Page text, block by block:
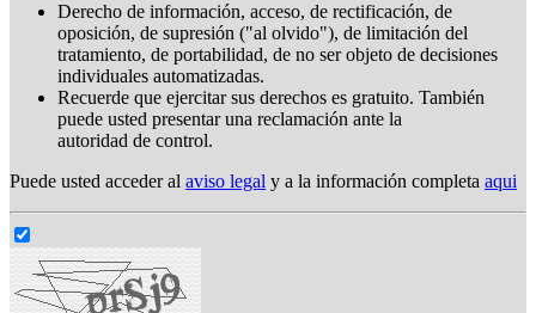
Derecho de información, acceso, de rectificación, de
oposición, de supresión ("al olvido"), de limitación del
tratamiento, de portabilidad, de no ser objeto de decisiones
individuales automatizadas.
Recuerde que ejercitar sus derechos es gratuito. También
puede usted presentar una reclamación ante la
autoridad de control.
Puede usted acceder al aviso legal y a la información completa aqui